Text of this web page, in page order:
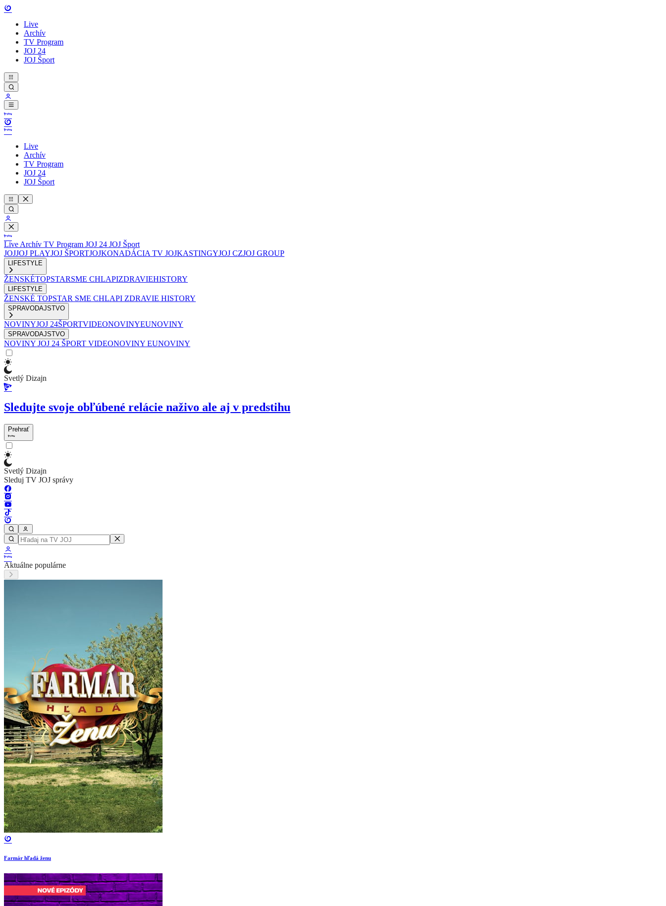
Live
Archív
TV Program
JOJ 24
JOJ Šport
Live
Archív
TV Program
JOJ 24
JOJ Šport
Live Archív TV Program JOJ 24 JOJ Šport
JOJJOJ PLAYJOJ ŠPORTJOJKONADÁCIA TV JOJKASTINGYJOJ CZJOJ GROUP
LIFESTYLE
ŽENSKÉTOPSTARSME CHLAPIZDRAVIEHISTORY
LIFESTYLE
ŽENSKÉ TOPSTAR SME CHLAPI ZDRAVIE HISTORY
SPRAVODAJSTVO
NOVINYJOJ 24ŠPORTVIDEONOVINYEUNOVINY
SPRAVODAJSTVO
NOVINY JOJ 24 ŠPORT VIDEONOVINY EUNOVINY
Svetlý Dizajn
Sledujte svoje obľúbené relácie naživo ale aj v predstihu
Prehrať
Svetlý Dizajn
Sleduj TV JOJ správy
Aktuálne populárne
Farmár hľadá ženu